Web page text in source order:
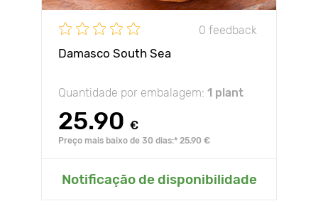
0 feedback
Damasco South Sea
Quantidade por embalagem: 1 plant
25.90 €
Preço mais baixo de 30 dias:* 25.90 €
Notificação de disponibilidade